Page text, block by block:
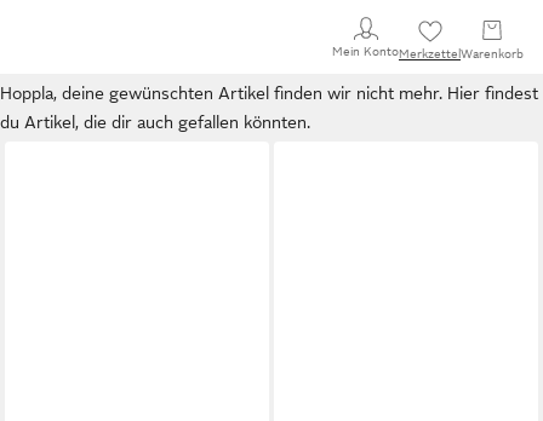
Mein KontoMerkzettel Warenkorb
Hoppla, deine gewünschten Artikel finden wir nicht mehr. Hier findest
du Artikel, die dir auch gefallen könnten.